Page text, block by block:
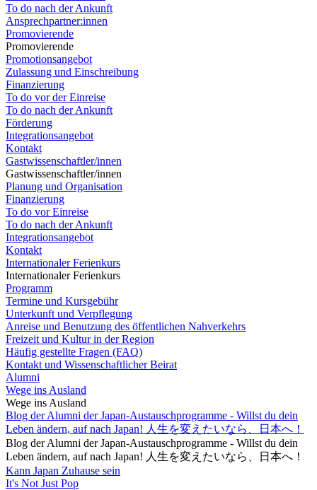
To do nach der Ankunft
Ansprechpartner:innen
Promovierende
Promovierende
Promotionsangebot
Zulassung und Einschreibung
Finanzierung
To do vor der Einreise
To do nach der Ankunft
Förderung
Integrationsangebot
Kontakt
Gastwissenschaftler/innen
Gastwissenschaftler/innen
Planung und Organisation
Finanzierung
To do vor Einreise
To do nach der Ankunft
Integrationsangebot
Kontakt
Internationaler Ferienkurs
Internationaler Ferienkurs
Programm
Termine und Kursgebühr
Unterkunft und Verpflegung
Anreise und Benutzung des öffentlichen Nahverkehrs
Freizeit und Kultur in der Region
Häufig gestellte Fragen (FAQ)
Kontakt und Wissenschaftlicher Beirat
Alumni
Wege ins Ausland
Wege ins Ausland
Blog der Alumni der Japan-Austauschprogramme - Willst du dein
Leben ändern, auf nach Japan! 人生を変えたいなら、日本へ！
Blog der Alumni der Japan-Austauschprogramme - Willst du dein
Leben ändern, auf nach Japan! 人生を変えたいなら、日本へ！
Kann Japan Zuhause sein
It's Not Just Pop